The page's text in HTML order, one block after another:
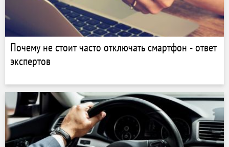
Почему не стоит часто отключать смартфон - ответ
экспертов